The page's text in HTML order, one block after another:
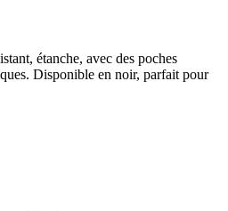
étanche, avec des poches
Disponible en noir, parfait pour